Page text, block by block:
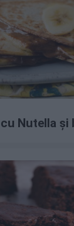
Nutella și